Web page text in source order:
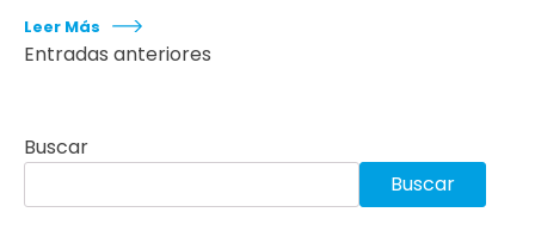
Leer Más
Navegación
de
entradas
Entradas anteriores
Buscar
Buscar